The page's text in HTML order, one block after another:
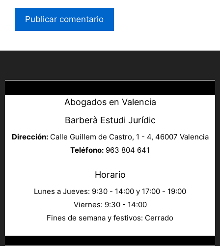
Abogados en Valencia
Barberà Estudi Jurídic
Dirección: Calle Guillem de Castro, 1 - 4, 46007 Valencia
Teléfono: 963 804 641
Horario
Lunes a Jueves: 9:30 - 14:00 y 17:00 - 19:00
Viernes: 9:30 - 14:00
Fines de semana y festivos: Cerrado